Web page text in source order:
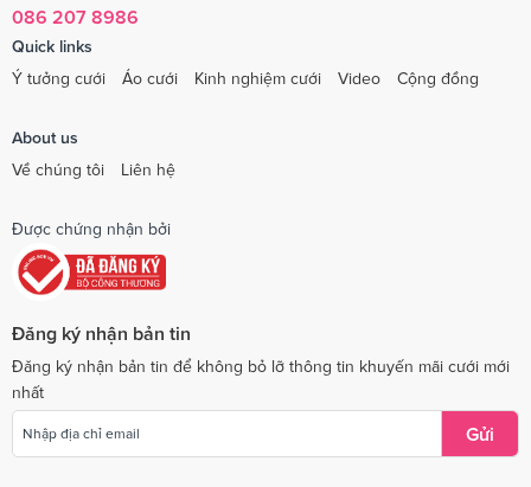
086 207 8986
Quick links
Ý tưởng cưới
Áo cưới Kinh nghiệm cưới Video Cộng đồng
About us
Về chúng tôi
Liên hệ
Được chứng nhận bởi
Đăng ký nhận bản tin
Đăng ký nhận bản tin để không bỏ lỡ thông tin khuyến mãi cưới mới
nhất
Gửi